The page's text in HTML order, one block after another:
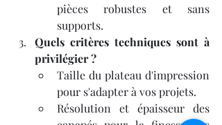
pièces robustes et sans
supports.
Quels critères techniques sont à
privilégier ?
Taille du plateau d'impression
pour s'adapter à vos projets.
Résolution et épaisseur des